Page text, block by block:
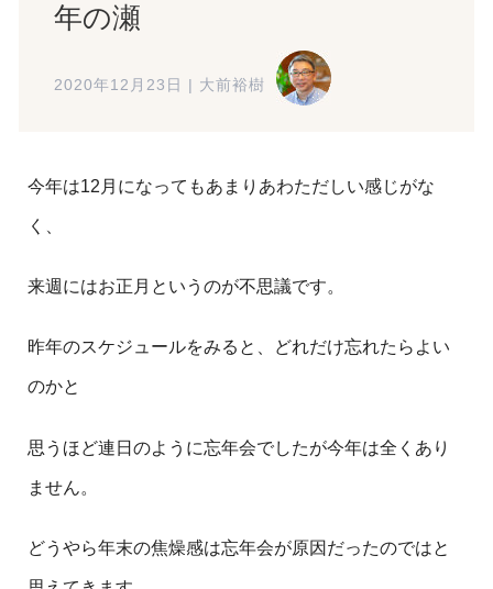
年の瀬
2020年12月23日 大前裕樹
今年は12月になってもあまりあわただしい感じがな
く、
来週にはお正月というのが不思議です。
昨年のスケジュールをみると、どれだけ忘れたらよい
のかと
思うほど連日のように忘年会でしたが今年は全くあり
ません。
どうやら年末の焦燥感は忘年会が原因だったのではと